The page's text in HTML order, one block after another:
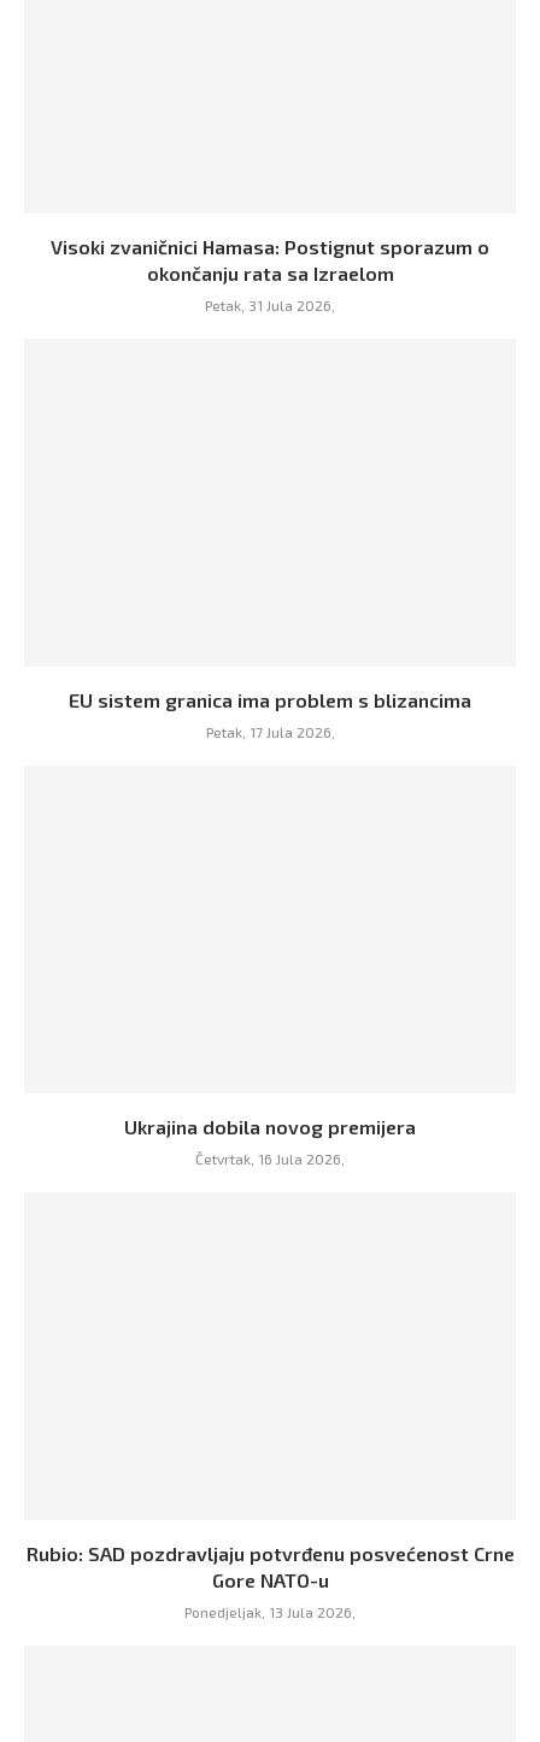
Visoki zvaničnici Hamasa: Postignut sporazum o
okončanju rata sa Izraelom
Petak, 31 Jula 2026,
EU sistem granica ima problem s blizancima
Petak, 17 Jula 2026,
Ukrajina dobila novog premijera
Četvrtak, 16 Jula 2026,
Rubio: SAD pozdravljaju potvrđenu posvećenost Crne
Gore NATO-u
Ponedjeljak, 13 Jula 2026,